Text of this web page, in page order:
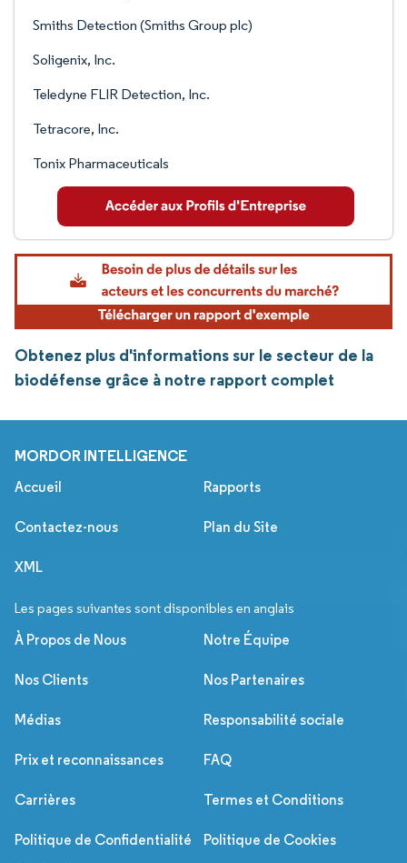
Smiths Detection (Smiths Group plc)
Soligenix, Inc.
Teledyne FLIR Detection, Inc.
Tetracore, Inc.
Tonix Pharmaceuticals
Obtenez plus d'informations sur le secteur de la
biodéfense grâce à notre rapport complet
MORDOR INTELLIGENCE
Accueil Rapports
Contactez-nous Plan du Site
XML
Les pages suivantes sont disponibles en anglais
À Propos de Nous Notre Équipe
Nos Clients Nos Partenaires
Médias Responsabilité sociale
Prix et reconnaissances FAQ
Carrières Termes et Conditions
Politique de Confidentialité Politique de Cookies